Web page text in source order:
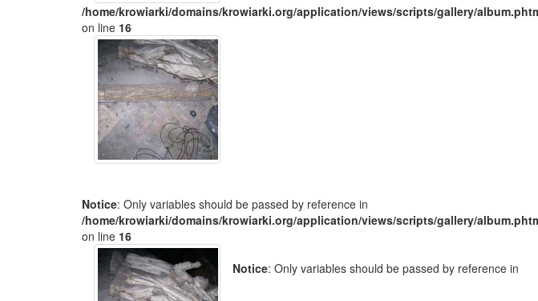
/home/krowiarki/domains/krowiarki.org/application/views/scripts/gallery/
on line 16
Notice: Only variables should be passed by reference in
/home/krowiarki/domains/krowiarki.org/application/views/scripts/gallery/
on line 16
Notice: Only variables should be passed by reference in